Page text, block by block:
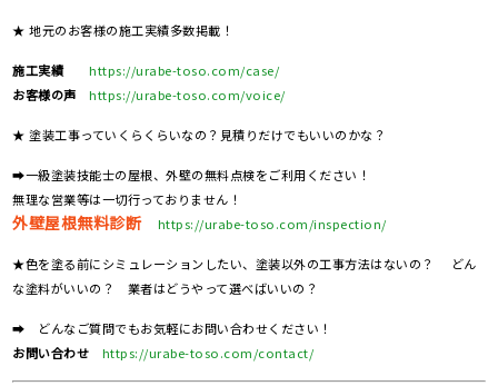
★ 地元のお客様の施工実績多数掲載！
施工実績
https://urabe-toso.com/case/
お客様の声
https://urabe-toso.com/voice/
★ 塗装工事っていくらくらいなの？見積りだけでもいいのかな？
➡一級塗装技能士の屋根、外壁の無料点検をご利用ください！
無理な営業等は一切行っておりません！
外壁屋根無料診断 https://urabe-toso.com/inspection/
★色を塗る前にシミュレーションしたい、塗装以外の工事方法はないの？ どん
な塗料がいいの？ 業者はどうやって選べばいいの？
➡ どんなご質問でもお気軽にお問い合わせください！
お問い合わせ
https://urabe-toso.com/contact/